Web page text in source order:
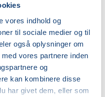
vores indhold og
til sociale medier og til
også oplysninger om
vores partnere inden
og
kan kombinere disse
har givet dem, eller som